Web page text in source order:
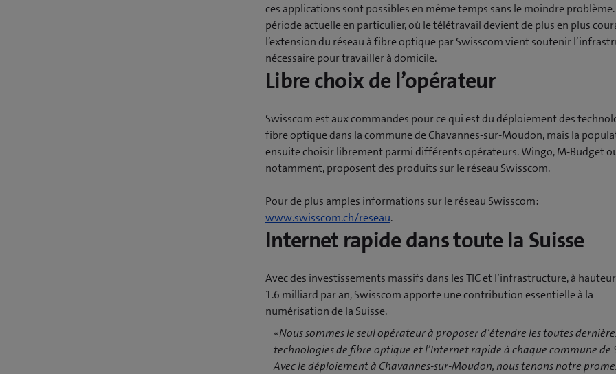
ces applications sont possibles en même temps sans le moindre problème.
période actuelle en particulier, où le télétravail devient de plus en plus
l’extension du réseau à fibre optique par Swisscom vient soutenir
nécessaire pour travailler à domicile.
Libre choix de l’opérateur
Swisscom est aux commandes pour ce qui est du déploiement des
fibre optique dans la commune de Chavannes-sur-Moudon, mais la
ensuite choisir librement parmi différents opérateurs. Wingo, M-Budget
notamment, proposent des produits sur le réseau Swisscom.
Pour de plus amples informations sur le réseau Swisscom:
www.swisscom.ch/reseau.
Internet rapide dans toute la Suisse
Avec des investissements massifs dans les TIC et l’infrastructure, à hauteur
1.6 milliard par an, Swisscom apporte une contribution essentielle à la
numérisation de la Suisse.
«Nous sommes le seul opérateur à proposer d’étendre les toutes
technologies de fibre optique et l’Internet rapide à chaque commune de
Avec le déploiement à Chavannes-sur-Moudon, nous tenons notre